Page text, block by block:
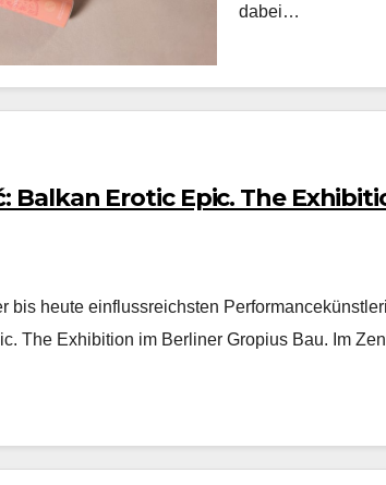
dabei…
Balkan Erotic Epic. The
bis heute ein­flussre­ich­sten
The Exhi­bi­tion im Berlin­er Gropius Bau. Im